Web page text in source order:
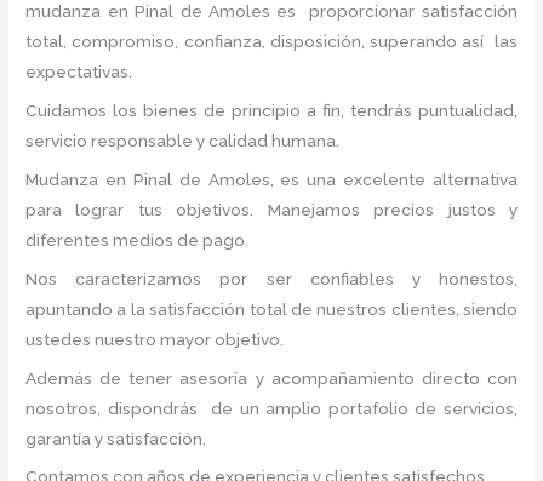
mudanza en Pinal de Amoles es proporcionar satisfacción
total, compromiso, confianza, disposición, superando así las
expectativas.
Cuidamos los bienes de principio a fin, tendrás puntualidad,
servicio responsable y calidad humana.
Mudanza en Pinal de Amoles, es una excelente alternativa
para lograr tus objetivos. Manejamos precios justos y
diferentes medios de pago.
Nos caracterizamos por ser confiables y honestos,
apuntando a la satisfacción total de nuestros clientes, siendo
ustedes nuestro mayor objetivo.
Además de tener asesoría y acompañamiento directo con
nosotros, dispondrás de un amplio portafolio de servicios,
garantía y satisfacción.
Contamos con años de experiencia y clientes satisfechos.